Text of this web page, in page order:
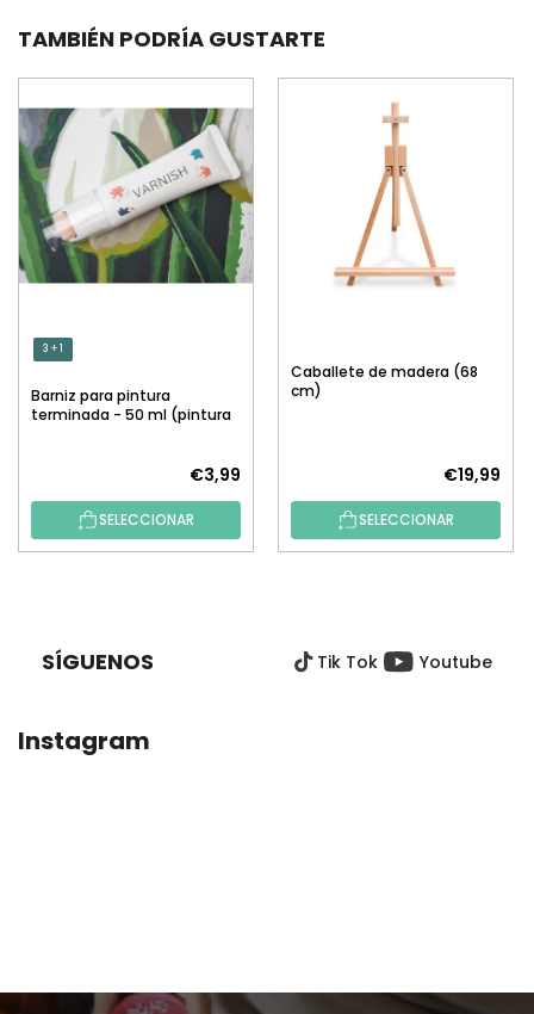
TAMBIÉN PODRÍA GUSTARTE
3 + 1
Barniz para pintura
terminada - 50 ml (pintura
€3,99
SELECCIONAR
Caballete de madera (68
cm)
€19,99
SELECCIONAR
SÍGUENOS Tik Tok Youtube
Instagram